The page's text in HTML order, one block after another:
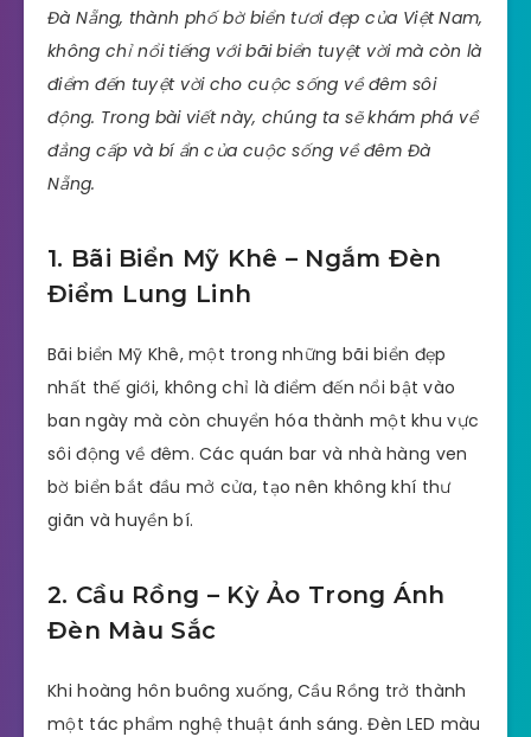
Đà Nẵng, thành phố bờ biển tươi đẹp của Việt Nam,
không chỉ nổi tiếng với bãi biển tuyệt vời mà còn là
điểm đến tuyệt vời cho cuộc sống về đêm sôi
động. Trong bài viết này, chúng ta sẽ khám phá về
đẳng cấp và bí ẩn của cuộc sống về đêm Đà
Nẵng.
1. Bãi Biển Mỹ Khê – Ngắm Đèn
Điểm Lung Linh
Bãi biển Mỹ Khê, một trong những bãi biển đẹp
nhất thế giới, không chỉ là điểm đến nổi bật vào
ban ngày mà còn chuyển hóa thành một khu vực
sôi động về đêm. Các quán bar và nhà hàng ven
bờ biển bắt đầu mở cửa, tạo nên không khí thư
giãn và huyền bí.
2. Cầu Rồng – Kỳ Ảo Trong Ánh
Đèn Màu Sắc
Khi hoàng hôn buông xuống, Cầu Rồng trở thành
một tác phẩm nghệ thuật ánh sáng. Đèn LED màu